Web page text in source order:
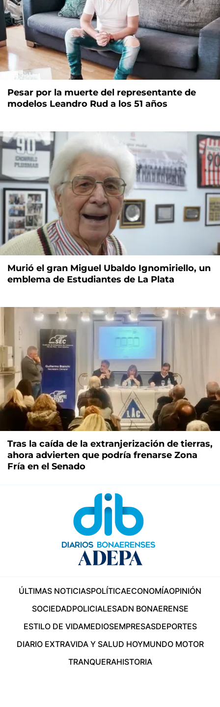
Pesar por la muerte del representante de
modelos Leandro Rud a los 51 años
Murió el gran Miguel Ubaldo Ignomiriello, un
emblema de Estudiantes de La Plata
Tras la caída de la extranjerización de tierras,
ahora advierten que podría frenarse Zona
Fría en el Senado
ÚLTIMAS NOTICIASPOLÍTICAECONOMÍAOPINIÓN
SOCIEDADPOLICIALESADN BONAERENSE
ESTILO DE VIDAMEDIOSEMPRESASDEPORTES
DIARIO EXTRAVIDA Y SALUD HOYMUNDO MOTOR
TRANQUERAHISTORIA